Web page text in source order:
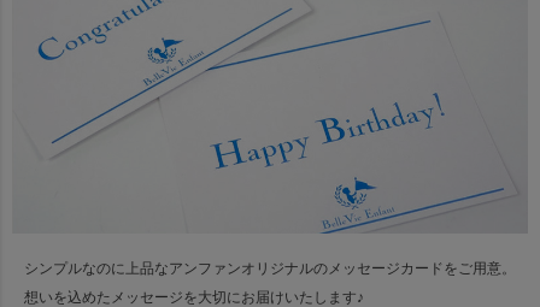
シンプルなのに上品なアンファンオリジナルのメッセージカードをご用意。
想いを込めたメッセージを大切にお届けいたします♪